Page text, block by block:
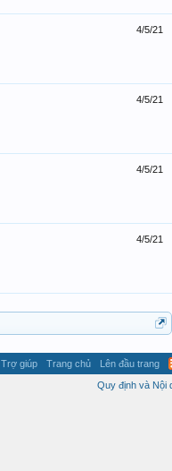
4/5/21
4/5/21
4/5/21
4/5/21
Trợ giúp Trang chủ
Lên đầu trang
Quy định và Nội